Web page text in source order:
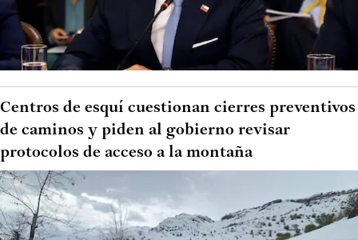
Centros de esquí cuestionan cierres preventivos
de caminos y piden al gobierno revisar
protocolos de acceso a la montaña